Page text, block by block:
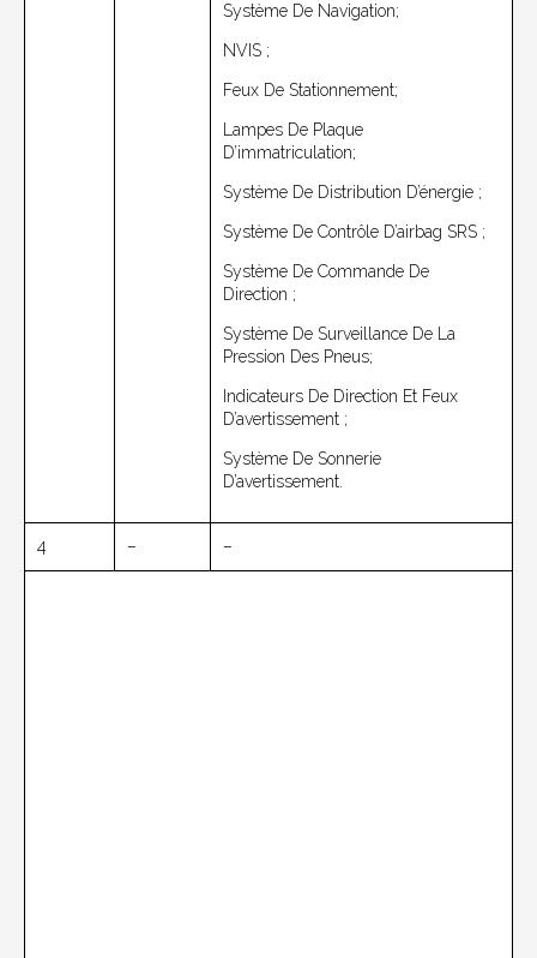
Système De Navigation;
NVIS ;
Feux De Stationnement;
Lampes De Plaque
D’immatriculation;
Système De Distribution D’énergie ;
Système De Contrôle D’airbag SRS ;
Système De Commande De
Direction ;
Système De Surveillance De La
Pression Des Pneus;
Indicateurs De Direction Et Feux
D’avertissement ;
Système De Sonnerie
D’avertissement.
4 – –